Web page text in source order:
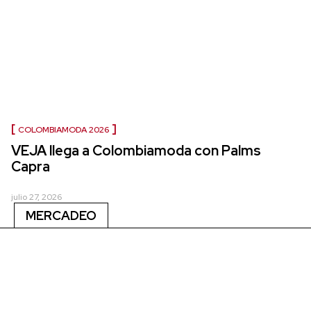
COLOMBIAMODA 2026
VEJA llega a Colombiamoda con Palms
Capra
julio 27, 2026
MERCADEO